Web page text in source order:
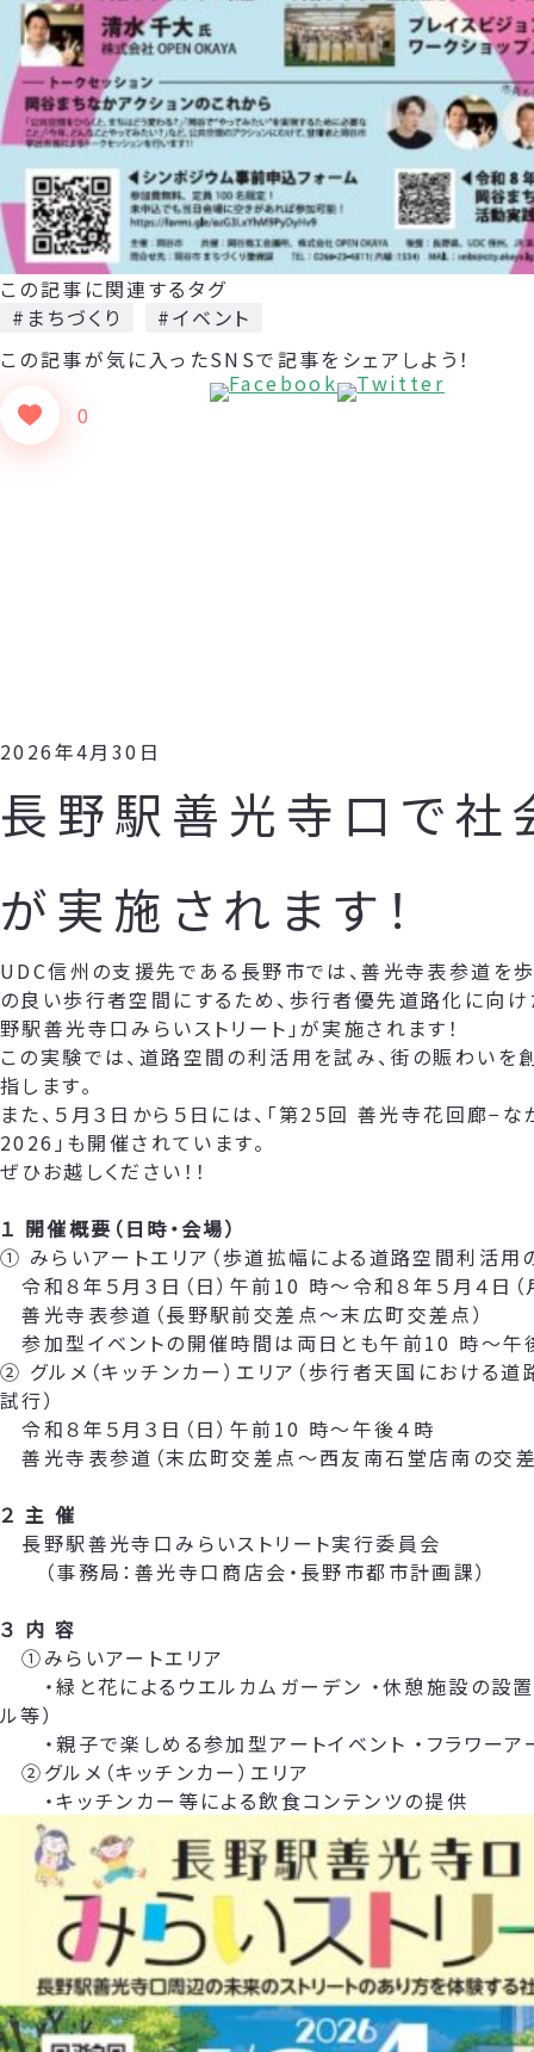
この記事に関連するタグ
#まちづくり
#イベント
この記事が気に入った
0
SNSで記事をシェアしよう！
2026年4月30日
長野駅善光寺口で社
が実施されます！
UDC信州の支援先である長野市では、善光寺表参道を歩
の良い歩行者空間にするため、歩行者優先道路化に向け
野駅善光寺口みらいストリート」が実施されます！
この実験では、道路空間の利活用を試み、街の賑わいを
指します。
また、５月３日から５日には、「第25回 善光寺花回廊−な
2026」も開催されています。
ぜひお越しください！！
１ 開催概要（日時・会場）
① みらいアートエリア（歩道拡幅による道路空間利活用
令和８年５月３日（日）午前10 時～令和８年５月４日（
善光寺表参道（長野駅前交差点～末広町交差点）
参加型イベントの開催時間は両日とも午前10 時～午
② グルメ（キッチンカー）エリア（歩行者天国における
試行）
令和８年５月３日（日）午前10 時～午後４時
善光寺表参道（末広町交差点～西友南石堂店南の交
２ 主 催
長野駅善光寺口みらいストリート実行委員会
（事務局：善光寺口商店会・長野市都市計画課）
３ 内 容
①みらいアートエリア
・緑と花によるウエルカムガーデン ・休憩施設の設置
ル等）
・親子で楽しめる参加型アートイベント ・フラワーア
②グルメ（キッチンカー）エリア
・キッチンカー等による飲食コンテンツの提供